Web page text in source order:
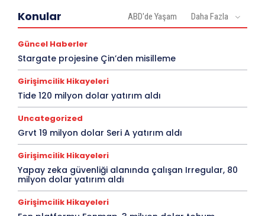
Konular ABD'de Yaşam Daha Fazla
Güncel Haberler
Stargate projesine Çin’den misilleme
Girişimcilik Hikayeleri
Tide 120 milyon dolar yatırım aldı
Uncategorized
Grvt 19 milyon dolar Seri A yatırım aldı
Girişimcilik Hikayeleri
Yapay zeka güvenliği alanında çalışan Irregular, 80
milyon dolar yatırım aldı
Girişimcilik Hikayeleri